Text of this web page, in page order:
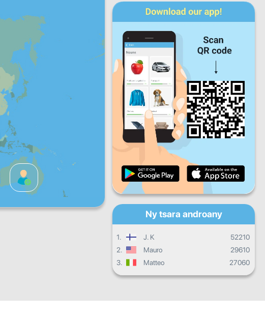
Fandrosoana
Alatsinainy Alarobia Alakamisy
Sabotsy Alahady
Fandrosoana isan'andro
Fandrosoana isambolana
Fandrosoana ankapobeny
Ny tsara androany
1. J. K
52210
2.
Mauro
29610
3.
Matteo 27060